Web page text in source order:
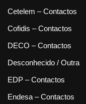
Cetelem – Contactos
Cofidis – Contactos
DECO – Contactos
Desconhecido / Outra
EDP – Contactos
Endesa – Contactos